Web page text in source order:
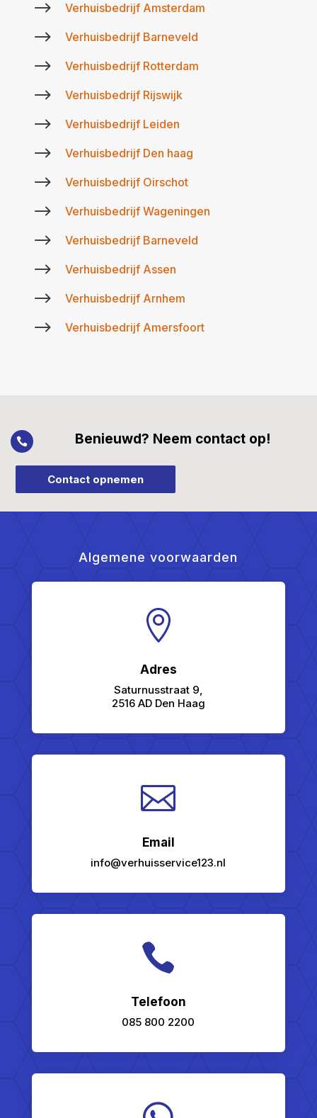
$ Verhuisbedrijf Amsterdam
$ Verhuisbedrijf Barneveld
$ Verhuisbedrijf Rotterdam
$ Verhuisbedrijf Rijswijk
$ Verhuisbedrijf Leiden
$ Verhuisbedrijf Den haag
$ Verhuisbedrijf Oirschot
$ Verhuisbedrijf Wageningen
$ Verhuisbedrijf Barneveld
$ Verhuisbedrijf Assen
$ Verhuisbedrijf Arnhem
$ Verhuisbedrijf Amersfoort
 Benieuwd? Neem contact op!
Contact opnemen
Algemene voorwaarden

Adres
Saturnusstraat 9,
2516 AD Den Haag

Email
info@verhuisservice123.nl

Telefoon
085 800 2200